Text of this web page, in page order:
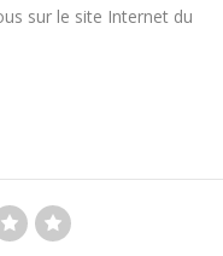
sur le site Internet du